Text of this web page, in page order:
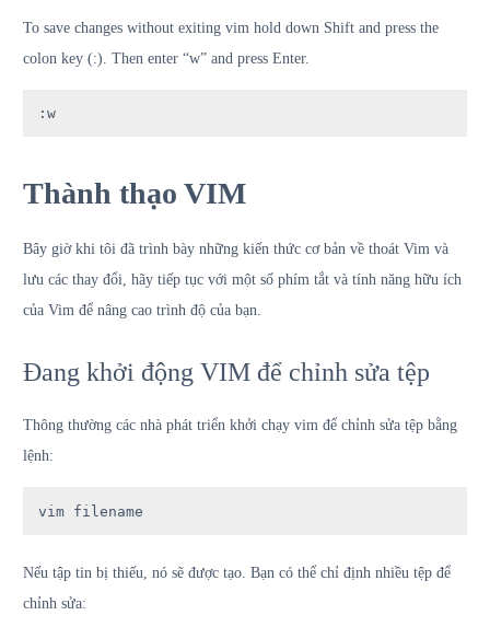
To save changes without exiting vim hold down Shift and press the
colon key (:). Then enter “w” and press Enter.
:w
Thành thạo VIM
Bây giờ khi tôi đã trình bày những kiến ​​thức cơ bản về thoát Vim và
lưu các thay đổi, hãy tiếp tục với một số phím tắt và tính năng hữu ích
của Vim để nâng cao trình độ của bạn.
Đang khởi động VIM để chỉnh sửa tệp
Thông thường các nhà phát triển khởi chạy vim để chỉnh sửa tệp bằng
lệnh:
vim filename
Nếu tập tin bị thiếu, nó sẽ được tạo. Bạn có thể chỉ định nhiều tệp để
chỉnh sửa: